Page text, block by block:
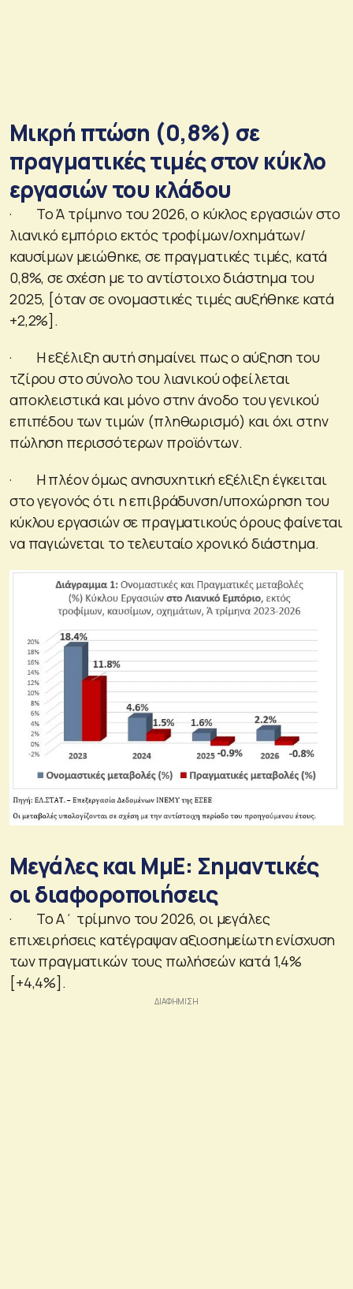
Μικρή πτώση (0,8%) σε
πραγματικές τιμές στον κύκλο
εργασιών του κλάδου
· Το Ά τρίμηνο του 2026, ο κύκλος εργασιών στο
λιανικό εμπόριο εκτός τροφίμων/οχημάτων/
καυσίμων μειώθηκε, σε πραγματικές τιμές, κατά
0,8%, σε σχέση με το αντίστοιχο διάστημα του
2025, [όταν σε ονομαστικές τιμές αυξήθηκε κατά
+2,2%].
· Η εξέλιξη αυτή σημαίνει πως ο αύξηση του
τζίρου στο σύνολο του λιανικού οφείλεται
αποκλειστικά και μόνο στην άνοδο του γενικού
επιπέδου των τιμών (πληθωρισμό) και όχι στην
πώληση περισσότερων προϊόντων.
· Η πλέον όμως ανησυχητική εξέλιξη έγκειται
στο γεγονός ότι η επιβράδυνση/υποχώρηση του
κύκλου εργασιών σε πραγματικούς όρους φαίνεται
να παγιώνεται το τελευταίο χρονικό διάστημα.
Μεγάλες και ΜμΕ: Σημαντικές
οι διαφοροποιήσεις
· Το Α΄ τρίμηνο του 2026, οι μεγάλες
επιχειρήσεις κατέγραψαν αξιοσημείωτη ενίσχυση
των πραγματικών τους πωλήσεών κατά 1,4%
[+4,4%].